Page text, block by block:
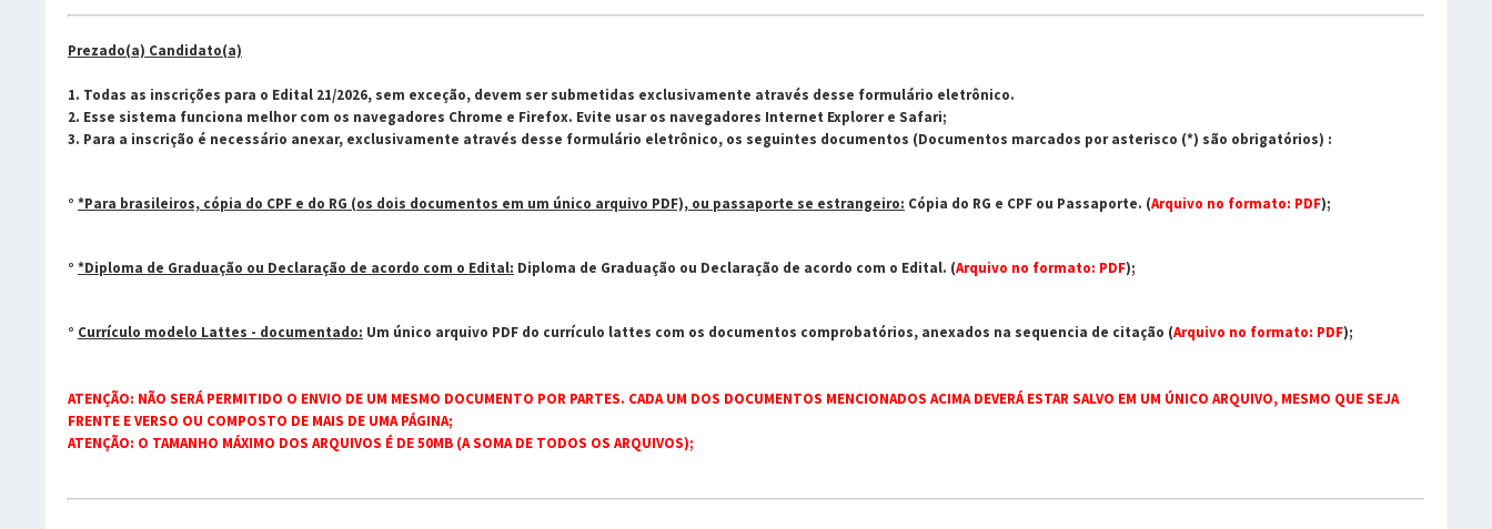
Prezado(a) Candidato(a)
1. Todas as inscrições para o Edital 21/2026, sem exceção, devem ser submetidas exclusivamente através desse formulário eletrônico.
2. Esse sistema funciona melhor com os navegadores Chrome e Firefox. Evite usar os navegadores Internet Explorer e Safari;
3. Para a inscrição é necessário anexar, exclusivamente através desse formulário eletrônico, os seguintes documentos (Documentos marcados por asterisco (*) são obrigatórios) :
° *Para brasileiros, cópia do CPF e do RG (os dois documentos em um único arquivo PDF), ou passaporte se estrangeiro: Cópia do RG e CPF ou Passaporte. (Arquivo no formato: PDF);
° *Diploma de Graduação ou Declaração de acordo com o Edital: Diploma de Graduação ou Declaração de acordo com o Edital. (Arquivo no formato: PDF);
° Currículo modelo Lattes - documentado: Um único arquivo PDF do currículo lattes com os documentos comprobatórios, anexados na sequencia de citação (Arquivo no formato: PDF);
ATENÇÃO: NÃO SERÁ PERMITIDO O ENVIO DE UM MESMO DOCUMENTO POR PARTES. CADA UM DOS DOCUMENTOS MENCIONADOS ACIMA DEVERÁ ESTAR SALVO EM UM ÚNICO ARQUIVO, MESMO QUE SEJA
FRENTE E VERSO OU COMPOSTO DE MAIS DE UMA PÁGINA;
ATENÇÃO: O TAMANHO MÁXIMO DOS ARQUIVOS É DE 50MB (A SOMA DE TODOS OS ARQUIVOS);